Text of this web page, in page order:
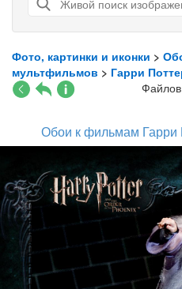
Фото, картинки и иконки >
мультфильмов > Гарри
Обои к фильмам